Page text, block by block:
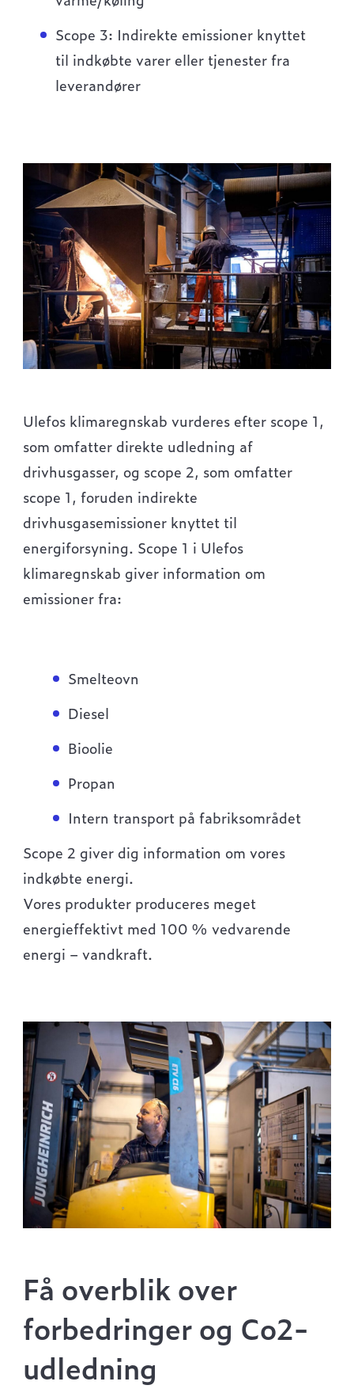
Scope 3: Indirekte emissioner knyttet
til indkøbte varer eller tjenester fra
leverandører
Ulefos klimaregnskab vurderes efter scope 1,
som omfatter direkte udledning af
drivhusgasser, og scope 2, som omfatter
scope 1, foruden indirekte
drivhusgasemissioner knyttet til
energiforsyning. Scope 1 i Ulefos
klimaregnskab giver information om
emissioner fra:
Smelteovn
Diesel
Bioolie
Propan
Intern transport på fabriksområdet
Scope 2 giver dig information om vores
indkøbte energi.
Vores produkter produceres meget
energieffektivt med 100 % vedvarende
energi – vandkraft.
Få overblik over
forbedringer og Co2-
udledning